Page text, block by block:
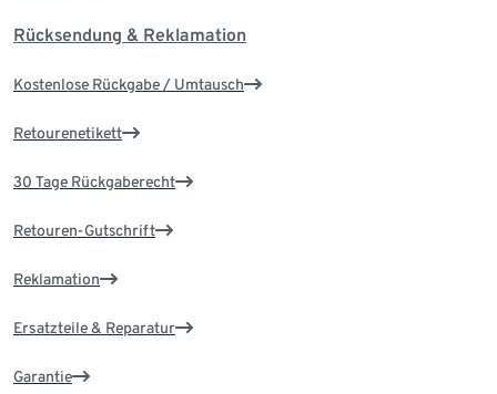
Rücksendung & Reklamation
Kostenlose Rückgabe / Umtausch
Retourenetikett
30 Tage Rückgaberecht
Retouren-Gutschrift
Reklamation
Ersatzteile & Reparatur
Garantie